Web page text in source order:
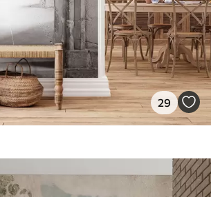
29